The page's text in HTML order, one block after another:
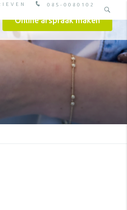
085-0080102
Online afspraak maken